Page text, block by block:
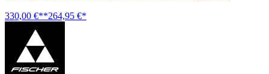
330,00 €**264,95 €*